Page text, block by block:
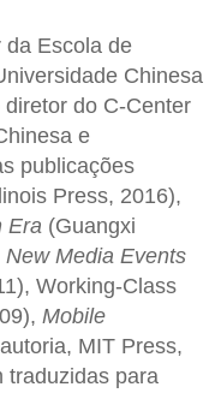
da Escola de
Chinesa
do C-Center
e
publicações
Press, 2016),
Era (Guangxi
New Media Events
Working-Class
Mobile
MIT Press,
traduzidas para